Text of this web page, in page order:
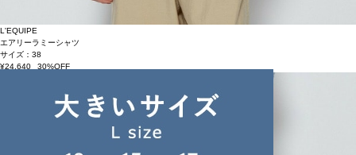
L'EQUIPE
エアリーラミーシャツ
サイズ：38
¥24,640
30%OFF